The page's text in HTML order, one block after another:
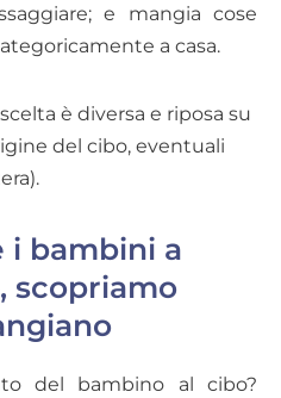
e mangia cose
a casa.
è diversa e riposa su
del cibo, eventuali
i bambini a
scopriamo
del bambino al cibo?